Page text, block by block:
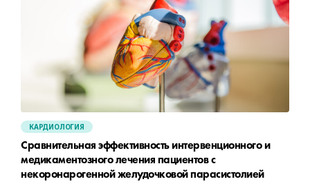
КАРДИОЛОГИЯ
Сравнительная эффективность интервенционного и
медикаментозного лечения пациентов с
некоронарогенной желудочковой парасистолией